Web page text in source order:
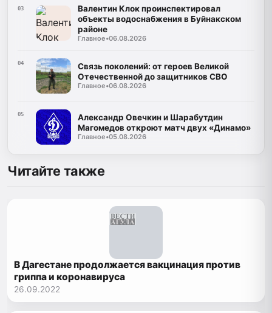
03
Валентин Клок проинспектировал
объекты водоснабжения в Буйнакском
районе
Главное•06.08.2026
04
Связь поколений: от героев Великой
Отечественной до защитников СВО
Главное•06.08.2026
05
Александр Овечкин и Шарабутдин
Магомедов откроют матч двух «Динамо»
Главное•05.08.2026
Читайте также
В Дагестане продолжается вакцинация против
гриппа и коронавируса
26.09.2022